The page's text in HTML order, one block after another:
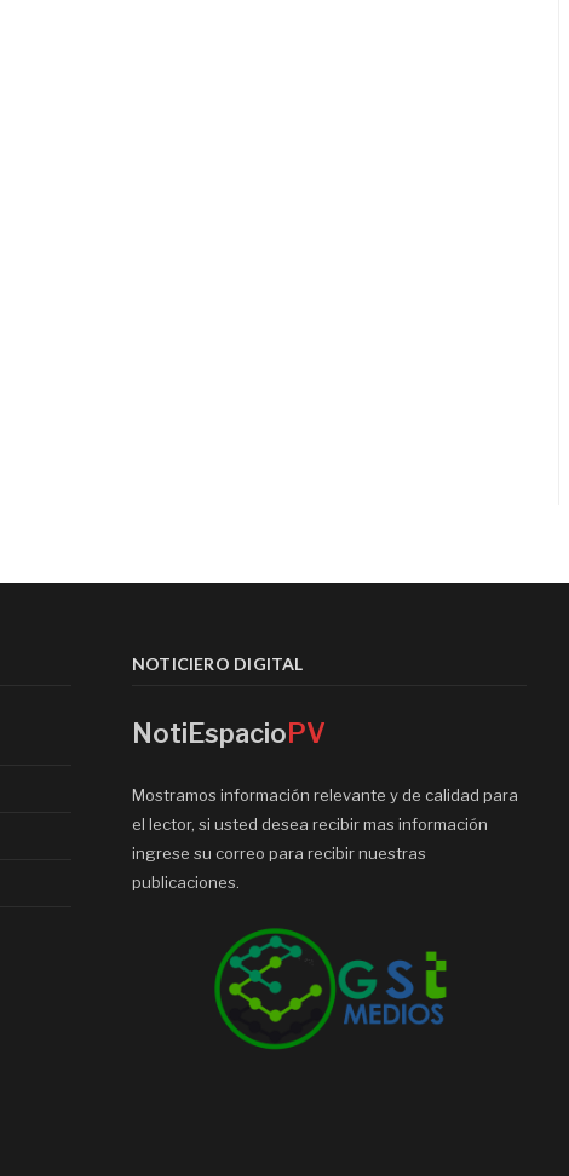
NOTICIERO DIGITAL
NotiEspacioPV
Mostramos información relevante y de calidad para
el lector, si usted desea recibir mas información
ingrese su correo para recibir nuestras
publicaciones.